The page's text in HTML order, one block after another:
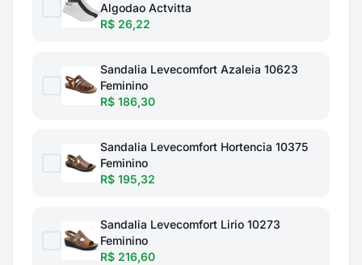
Algodao Actvitta
R$ 26,22
Sandalia Levecomfort Azaleia 10623
Feminino
R$ 186,30
Sandalia Levecomfort Hortencia 10375
Feminino
R$ 195,32
Sandalia Levecomfort Lirio 10273
Feminino
R$ 216,60